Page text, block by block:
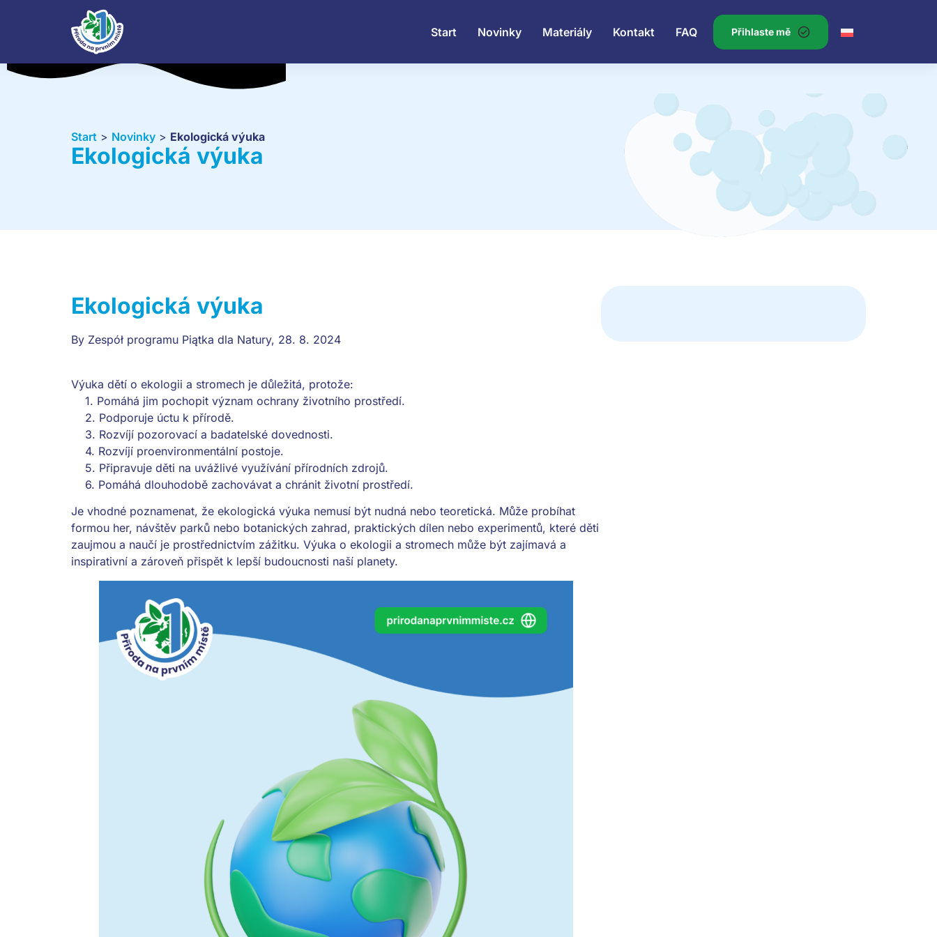
Start Novinky Materiály Kontakt FAQ Přihlaste mě
Start > Novinky > Ekologická výuka
Ekologická výuka
Ekologická výuka
By Zespół programu Piątka dla Natury, 28. 8. 2024
Výuka dětí o ekologii a stromech je důležitá, protože:
1. Pomáhá jim pochopit význam ochrany životního prostředí.
2. Podporuje úctu k přírodě.
3. Rozvíjí pozorovací a badatelské dovednosti.
4. Rozvíjí proenvironmentální postoje.
5. Připravuje děti na uvážlivé využívání přírodních zdrojů.
6. Pomáhá dlouhodobě zachovávat a chránit životní prostředí.
Je vhodné poznamenat, že ekologická výuka nemusí být nudná nebo teoretická. Může probíhat
formou her, návštěv parků nebo botanických zahrad, praktických dílen nebo experimentů, které děti
zaujmou a naučí je prostřednictvím zážitku. Výuka o ekologii a stromech může být zajímavá a
inspirativní a zároveň přispět k lepší budoucnosti naší planety.